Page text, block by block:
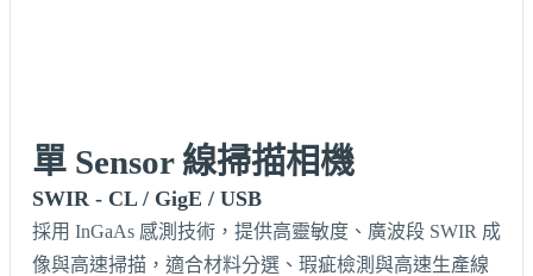
單 Sensor 線掃描相機
SWIR - CL / GigE / USB
採用 InGaAs 感測技術，提供高靈敏度、廣波段 SWIR 成
像與高速掃描，適合材料分選、瑕疵檢測與高速生產線